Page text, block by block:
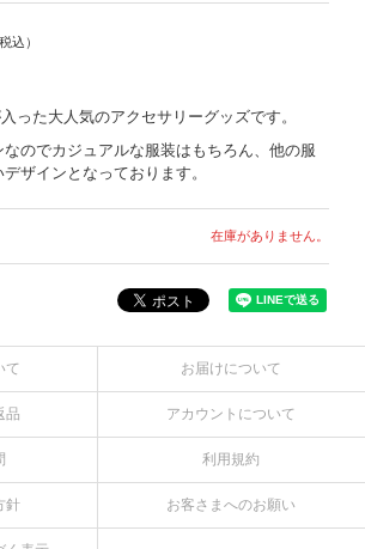
税込）
った大人気のアクセサリーグッズです。
のでカジュアルな服装はもちろん、他の服
ザインとなっております。
在庫がありません。
て お届けについて
品 アカウントについて
利用規約
針 お客さまへのお願い